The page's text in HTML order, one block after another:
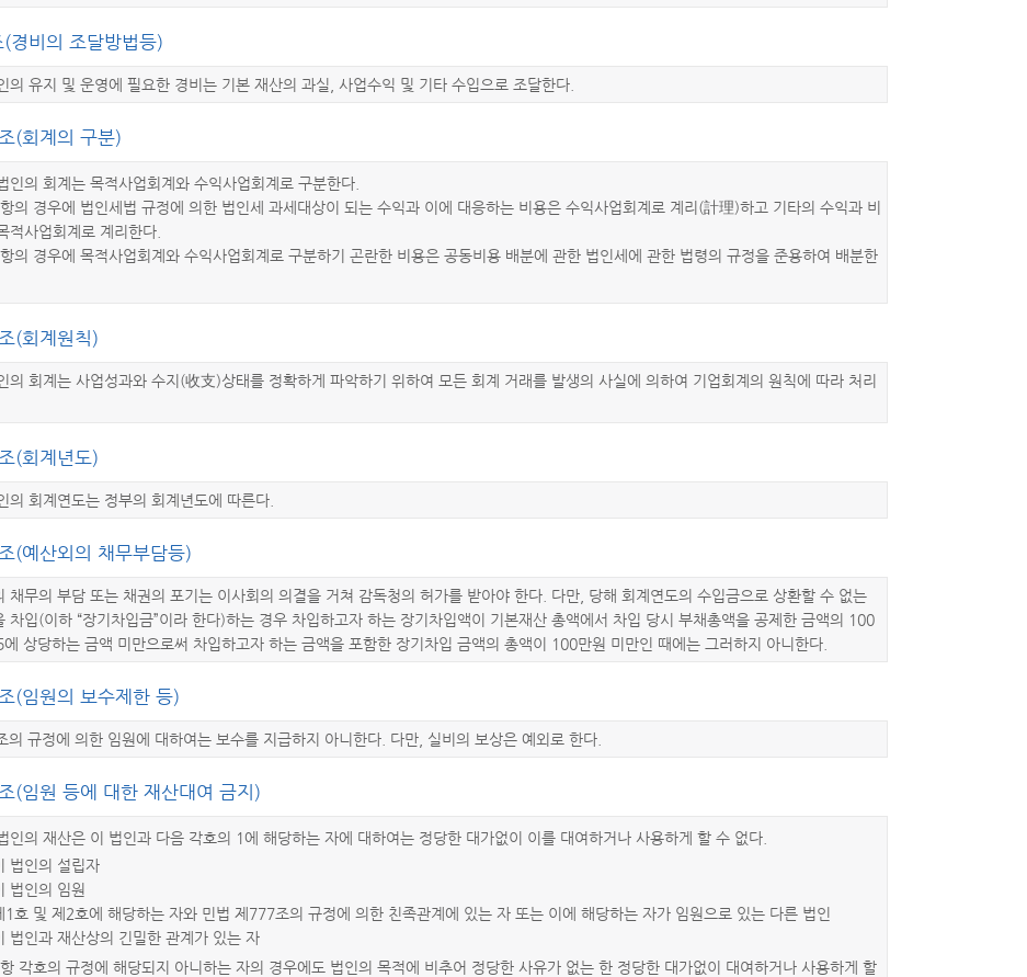
경비의 조달방법등)
의 유지 및 운영에 필요한 경비는 기본 재산의 과실, 사업수익 및 기타 수입으로 조달한다.
(회계의 구분)
인의 회계는 목적사업회계와 수익사업회계로 구분한다.
의 경우에 법인세법 규정에 의한 법인세 과세대상이 되는 수익과 이에 대응하는 비용은 수익사업회계로 계리(計理)하고 기타의 수익과 비
적사업회계로 계리한다.
의 경우에 목적사업회계와 수익사업회계로 구분하기 곤란한 비용은 공동비용 배분에 관한 법인세에 관한 법령의 규정을 준용하여 배분한
(회계원칙)
의 회계는 사업성과와 수지(收支)상태를 정확하게 파악하기 위하여 모든 회계 거래를 발생의 사실에 의하여 기업회계의 원칙에 따라 처리
(회계년도)
의 회계연도는 정부의 회계년도에 따른다.
(예산외의 채무부담등)
채무의 부담 또는 채권의 포기는 이사회의 의결을 거쳐 감독청의 허가를 받아야 한다. 다만, 당해 회계연도의 수입금으로 상환할 수 없는
차입(이하 “장기차입금”이라 한다)하는 경우 차입하고자 하는 장기차입액이 기본재산 총액에서 차입 당시 부채총액을 공제한 금액의 100
상당하는 금액 미만으로써 차입하고자 하는 금액을 포함한 장기차입 금액의 총액이 100만원 미만인 때에는 그러하지 아니한다.
(임원의 보수제한 등)
의 규정에 의한 임원에 대하여는 보수를 지급하지 아니한다. 다만, 실비의 보상은 예외로 한다.
(임원 등에 대한 재산대여 금지)
인의 재산은 이 법인과 다음 각호의 1에 해당하는 자에 대하여는 정당한 대가없이 이를 대여하거나 사용하게 할 수 없다.
법인의 설립자
법인의 임원
1호 및 제2호에 해당하는 자와 민법 제777조의 규정에 의한 친족관계에 있는 자 또는 이에 해당하는 자가 임원으로 있는 다른 법인
법인과 재산상의 긴밀한 관계가 있는 자
각호의 규정에 해당되지 아니하는 자의 경우에도 법인의 목적에 비추어 정당한 사유가 없는 한 정당한 대가없이 대여하거나 사용하게 할